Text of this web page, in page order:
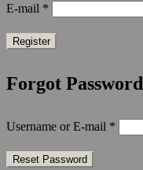
E-mail *
Forgot Password
Username or E-mail *